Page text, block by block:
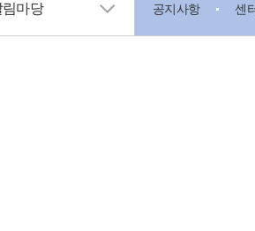
림마당 공지사항 센